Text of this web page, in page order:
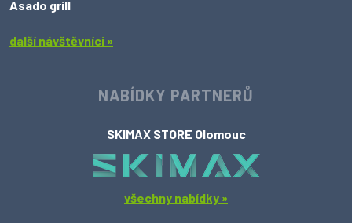
Asado grill
další návštěvníci »
NABÍDKY PARTNERŮ
SKIMAX STORE Olomouc
všechny nabídky »